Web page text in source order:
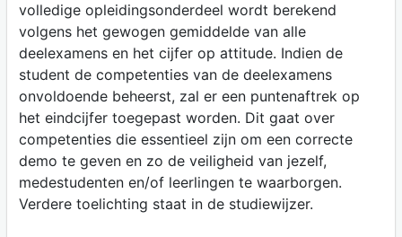
volledige opleidingsonderdeel wordt berekend
volgens het gewogen gemiddelde van alle
deelexamens en het cijfer op attitude. Indien de
student de competenties van de deelexamens
onvoldoende beheerst, zal er een puntenaftrek op
het eindcijfer toegepast worden. Dit gaat over
competenties die essentieel zijn om een correcte
demo te geven en zo de veiligheid van jezelf,
medestudenten en/of leerlingen te waarborgen.
Verdere toelichting staat in de studiewijzer.